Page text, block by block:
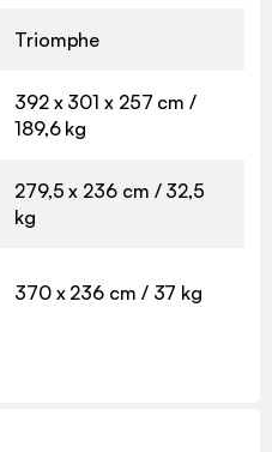
Triomphe
392 x 301 x 257 cm /
189,6 kg
279,5 x 236 cm / 32,5
kg
370 x 236 cm / 37 kg